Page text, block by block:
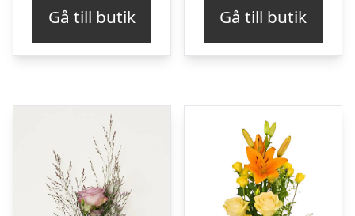
Gå till butik Gå till butik